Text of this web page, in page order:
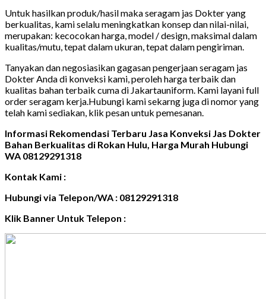
Untuk hasilkan produk/hasil maka seragam jas Dokter yang
berkualitas, kami selalu meningkatkan konsep dan nilai-nilai,
merupakan: kecocokan harga, model / design, maksimal dalam
kualitas/mutu, tepat dalam ukuran, tepat dalam pengiriman.
Tanyakan dan negosiasikan gagasan pengerjaan seragam jas
Dokter Anda di konveksi kami, peroleh harga terbaik dan
kualitas bahan terbaik cuma di Jakartauniform. Kami layani full
order seragam kerja.Hubungi kami sekarng juga di nomor yang
telah kami sediakan, klik pesan untuk pemesanan.
Informasi Rekomendasi Terbaru Jasa Konveksi Jas Dokter
Bahan Berkualitas di Rokan Hulu, Harga Murah Hubungi
WA 08129291318
Kontak Kami :
Hubungi via Telepon/WA : 08129291318
Klik Banner Untuk Telepon :